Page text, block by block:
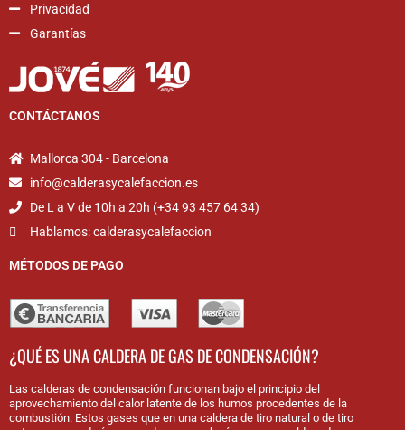
Privacidad
Garantías
CONTÁCTANOS
Mallorca 304 - Barcelona
info@calderasycalefaccion.es
De L a V de 10h a 20h (+34 93 457 64 34)
Hablamos: calderasycalefaccion
MÉTODOS DE PAGO
¿QUÉ ES UNA CALDERA DE GAS DE CONDENSACIÓN?
Las calderas de condensación funcionan bajo el principio del
aprovechamiento del calor latente de los humos procedentes de la
combustión. Estos gases que en una caldera de tiro natural o de tiro